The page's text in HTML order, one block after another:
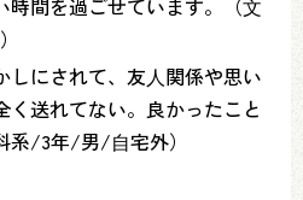
しにされて、友⼈関係や思い
く送れてない。良かったこと
系/3年/男/⾃宅外）